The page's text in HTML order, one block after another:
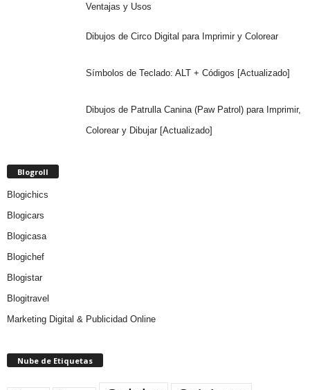
Ventajas y Usos
Dibujos de Circo Digital para Imprimir y Colorear
Símbolos de Teclado: ALT + Códigos [Actualizado]
Dibujos de Patrulla Canina (Paw Patrol) para Imprimir,
Colorear y Dibujar [Actualizado]
Blogroll
Blogichics
Blogicars
Blogicasa
Blogichef
Blogistar
Blogitravel
Marketing Digital & Publicidad Online
Nube de Etiquetas